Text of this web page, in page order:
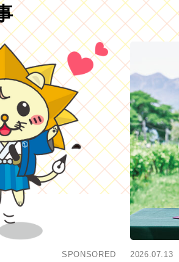
SPONSORED 2026.07.13